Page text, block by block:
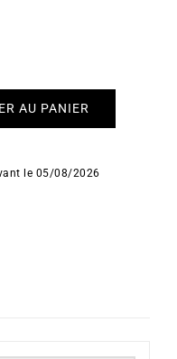
AU PANIER
le 05/08/2026